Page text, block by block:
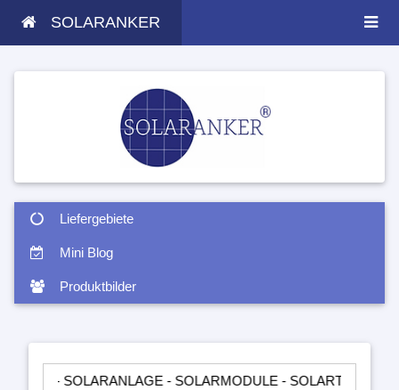
SOLARANKER
Liefergebiete
Mini Blog
Produktbilder
- SOLARMODULE - SOLARTASCHEN -